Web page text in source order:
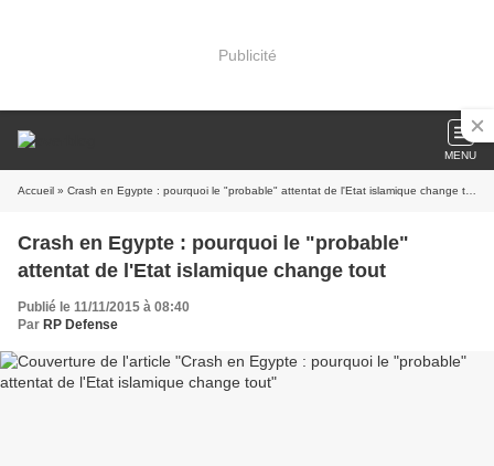
Publicité
MENU
Accueil » Crash en Egypte : pourquoi le "probable" attentat de l'Etat islamique change tout
Crash en Egypte : pourquoi le "probable"
attentat de l'Etat islamique change tout
Publié le 11/11/2015 à 08:40
Par RP Defense